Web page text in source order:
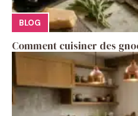
BLOG
Comment cuisiner des